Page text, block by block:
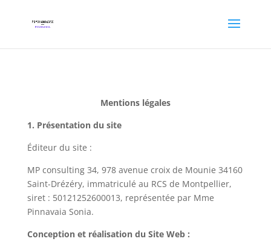
Mentions légales
1. Présentation du site
Éditeur du site :
MP consulting 34, 978 avenue croix de Mounie 34160
Saint-Drézéry, immatriculé au RCS de Montpellier,
siret : 50121252600013, représentée par Mme
Pinnavaia Sonia.
Conception et réalisation du Site Web :